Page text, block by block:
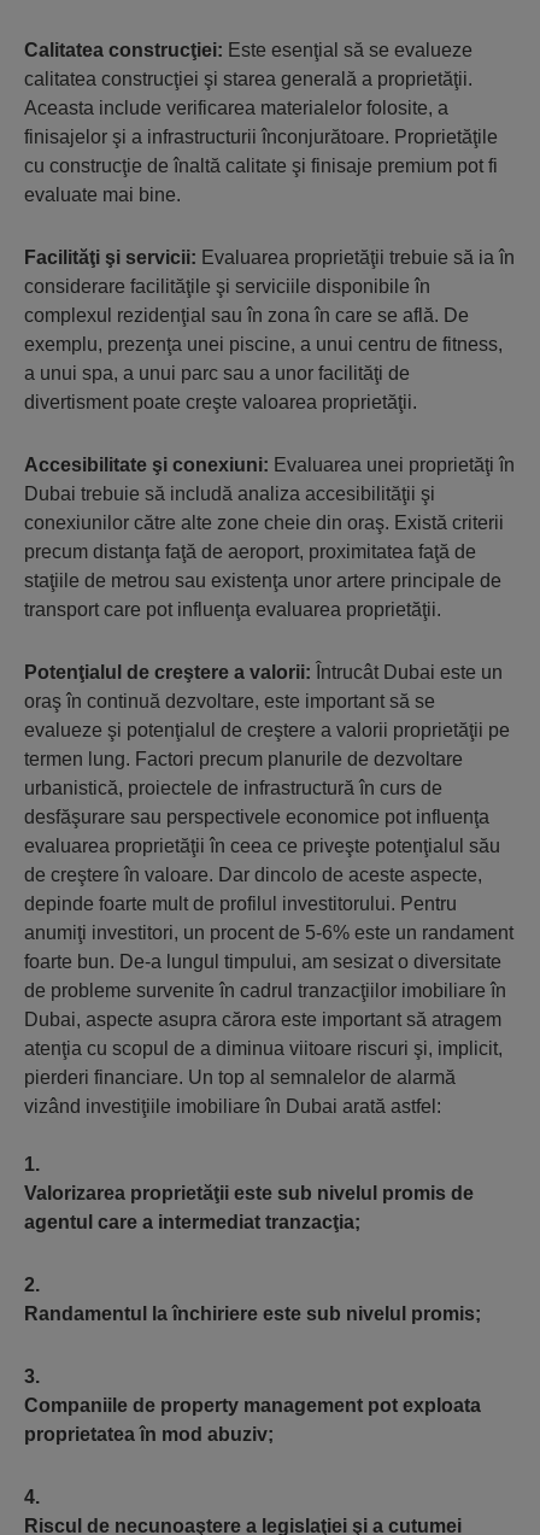
Calitatea construcţiei: Este esenţial să se evalueze
calitatea construcţiei şi starea generală a proprietăţii.
Aceasta include verificarea materialelor folosite, a
finisajelor şi a infrastructurii înconjurătoare. Proprietăţile
cu construcţie de înaltă calitate şi finisaje premium pot fi
evaluate mai bine.
Facilităţi şi servicii: Evaluarea proprietăţii trebuie să ia în
considerare facilităţile şi serviciile disponibile în
complexul rezidenţial sau în zona în care se află. De
exemplu, prezenţa unei piscine, a unui centru de fitness,
a unui spa, a unui parc sau a unor facilităţi de
divertisment poate creşte valoarea proprietăţii.
Accesibilitate şi conexiuni: Evaluarea unei proprietăţi în
Dubai trebuie să includă analiza accesibilităţii şi
conexiunilor către alte zone cheie din oraş. Există criterii
precum distanţa faţă de aeroport, proximitatea faţă de
staţiile de metrou sau existenţa unor artere principale de
transport care pot influenţa evaluarea proprietăţii.
Potenţialul de creştere a valorii: Întrucât Dubai este un
oraş în continuă dezvoltare, este important să se
evalueze şi potenţialul de creştere a valorii proprietăţii pe
termen lung. Factori precum planurile de dezvoltare
urbanistică, proiectele de infrastructură în curs de
desfăşurare sau perspectivele economice pot influenţa
evaluarea proprietăţii în ceea ce priveşte potenţialul său
de creştere în valoare. Dar dincolo de aceste aspecte,
depinde foarte mult de profilul investitorului. Pentru
anumiţi investitori, un procent de 5-6% este un randament
foarte bun. De-a lungul timpului, am sesizat o diversitate
de probleme survenite în cadrul tranzacţiilor imobiliare în
Dubai, aspecte asupra cărora este important să atragem
atenţia cu scopul de a diminua viitoare riscuri şi, implicit,
pierderi financiare. Un top al semnalelor de alarmă
vizând investiţiile imobiliare în Dubai arată astfel:
1.
Valorizarea proprietăţii este sub nivelul promis de
agentul care a intermediat tranzacţia;
2.
Randamentul la închiriere este sub nivelul promis;
3.
Companiile de property management pot exploata
proprietatea în mod abuziv;
4.
Riscul de necunoaştere a legislaţiei şi a cutumei